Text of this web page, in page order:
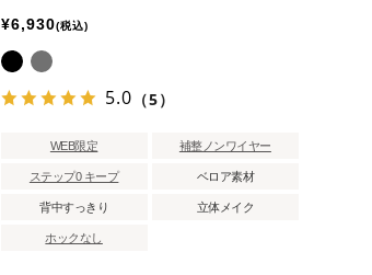
¥6,930 税込
5.0 （5）
WEB限定 補整ノンワイヤー
ステップ0 キープ ベロア素材
背中すっきり 立体メイク
ホックなし